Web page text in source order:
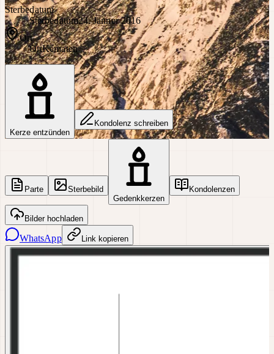
Sterbedatum
Sterbedatum24. Jänner 2016
Ort
OrtKematen
Kerze entzünden
Kondolenz schreiben
Parte
Sterbebild
Gedenkkerzen
Kondolenzen
Bilder hochladen
WhatsApp Link kopieren